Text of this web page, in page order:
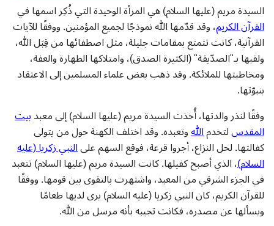
السيدة مريم (عليها السلام) هي المرأة الوحيدة التي ذُكِر اسمها في
القرآن الكريم، وقد قدّمها الله نموذجًا لجميع المؤمنين. ووفقًا للآيات
القرآنية، كانت تتمتع بمقامات جليلة، مثل اصطفائها من قِبَل الله،
ولقبها بـ"الصدّيقة" (الكثيرة الصدق)، وامتلاكها الطهارة والعفة،
ومخاطبتها للملائكة. وقد ذهب بعض علماء المسلمين إلى الاعتقاد
بنبوّتها.
وفقًا لنذر والدتها، أُخذت السيدة مريم (عليها السلام) إلى معبدبيت
المقدسلتخدماللهوتعبده. وقد اختلف الكهنة حول من يتولى
كفالتها. لحل النزاع، أجروا قرعة، فوقع السهم علىالنبي زكريا (عليه
السلام)، الذي أصبح كفيلها. كانت السيدة مريم (عليها السلام) تتعبد
في الجزء الشرقي من المعبد، واشتهرت بالتقوى بين قومها. ووفقًا
للقرآن الكريم، كان النبي زكريا (عليه السلام) يرى لديها طعامًا
ويسألها عن مصدره، فكانت تجيبه بأنه مرسل من الله.